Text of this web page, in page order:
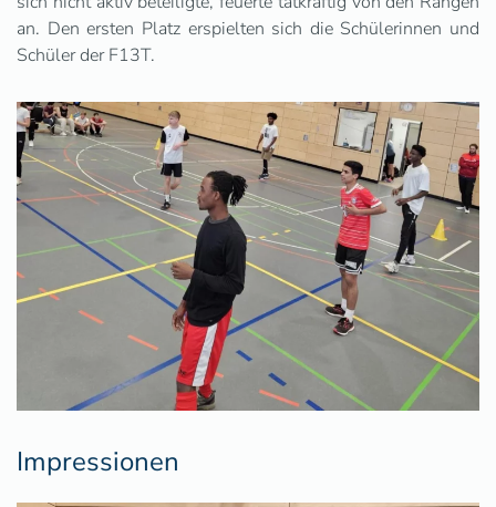
an. Den ersten Platz erspielten sich die Schülerinnen und
Schüler der F13T.
Impressionen